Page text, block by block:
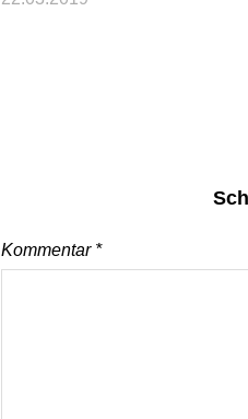
Kommentar *